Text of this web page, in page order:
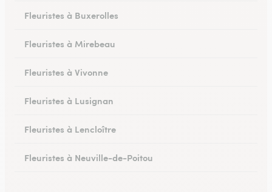
Fleuristes à Buxerolles
Fleuristes à Mirebeau
Fleuristes à Vivonne
Fleuristes à Lusignan
Fleuristes à Lencloître
Fleuristes à Neuville-de-Poitou